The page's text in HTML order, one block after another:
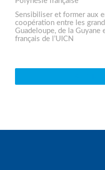
Sensibiliser et former aux
coopération entre les
Guadeloupe, de la
français de l’UICN